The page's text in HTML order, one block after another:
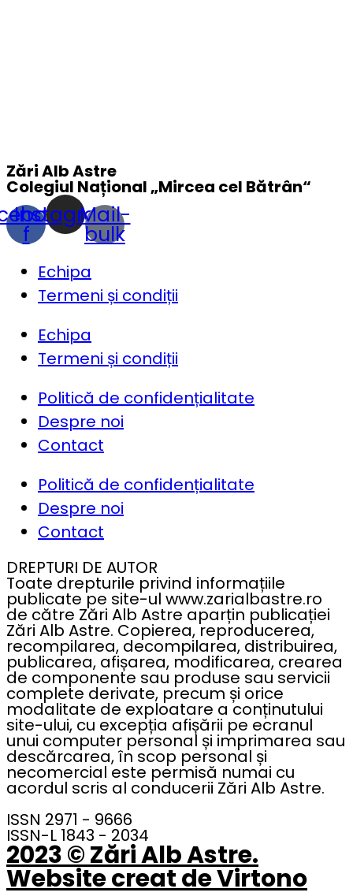
Zări Alb Astre
Colegiul Național „Mircea cel Bătrân“
f
Instagram
Mail-
bulk
Echipa
Termeni și condiții
Echipa
Termeni și condiții
Politică de confidențialitate
Despre noi
Contact
Politică de confidențialitate
Despre noi
Contact
DREPTURI DE AUTOR
Toate drepturile privind informațiile
publicate pe site-ul www.zarialbastre.ro
de către Zări Alb Astre aparțin publicației
Zări Alb Astre. Copierea, reproducerea,
recompilarea, decompilarea, distribuirea,
publicarea, afișarea, modificarea, crearea
de componente sau produse sau servicii
complete derivate, precum și orice
modalitate de exploatare a conținutului
site-ului, cu excepția afișării pe ecranul
unui computer personal și imprimarea sau
descărcarea, în scop personal și
necomercial este permisă numai cu
acordul scris al conducerii Zări Alb Astre.
ISSN 2971 - 9666
ISSN-L 1843 - 2034
2023 © Zări Alb Astre.
Website creat de Virtono